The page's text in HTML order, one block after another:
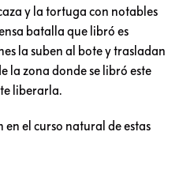
y la tortuga con notables
batalla que libró es
la suben al bote y trasladan
la zona donde se libró este
liberarla.
el curso natural de estas